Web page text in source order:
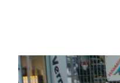
S600
Minicargadora